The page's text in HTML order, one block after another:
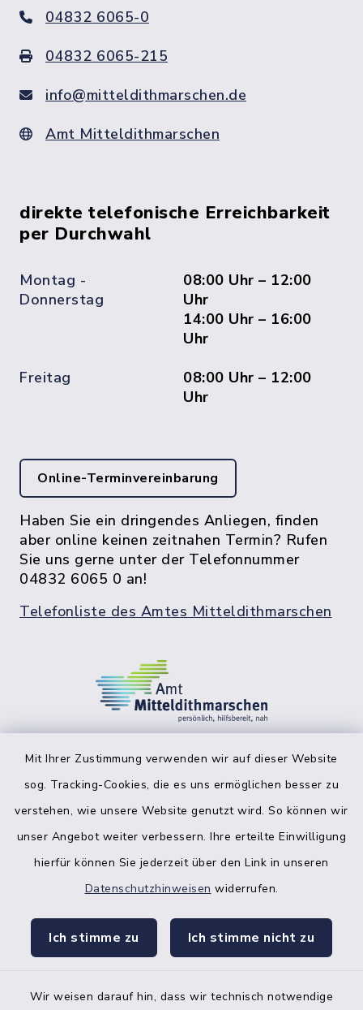
Mit Ihrer Zustimmung verwenden wir auf dieser Website
sog. Tracking-Cookies, die es uns ermöglichen besser zu
verstehen, wie unsere Website genutzt wird. So können wir
unser Angebot weiter verbessern. Ihre erteilte Einwilligung
hierfür können Sie jederzeit über den Link in unseren
Datenschutzhinweisen widerrufen.
Ich stimme zu Ich stimme nicht zu
Wir weisen darauf hin, dass wir technisch notwendige
04832 6065-0
04832 6065-215
info@mitteldithmarschen.de
Amt Mitteldithmarschen
direkte telefonische Erreichbarkeit
per Durchwahl
Montag -
Donnerstag
08:00 Uhr – 12:00
Uhr
14:00 Uhr – 16:00
Uhr
Freitag
08:00 Uhr – 12:00
Uhr
Online-Terminvereinbarung
Haben Sie ein dringendes Anliegen, finden
aber online keinen zeitnahen Termin? Rufen
Sie uns gerne unter der Telefonnummer
04832 6065 0 an!
Telefonliste des Amtes Mitteldithmarschen
facebook
Bankverbindung der Amtskasse
Kontakt